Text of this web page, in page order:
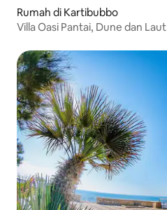
Rumah di Kartibubbo
Villa Oasi Pantai, Dune dan Laut